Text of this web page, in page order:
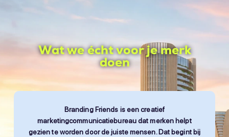
Wat we écht voor je merk
doen
Branding Friends is een creatief
marketingcommunicatiebureau dat merken helpt
gezien te worden door de juiste mensen. Dat begint bij